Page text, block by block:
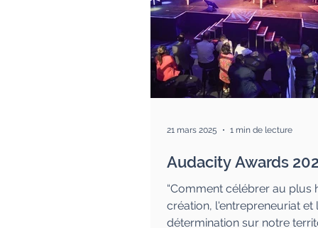
Audacity Awards
“Comment célébrer au plus
création, l'entrepreneuriat et
détermination sur notre
21 mars 2025 1 min de lecture